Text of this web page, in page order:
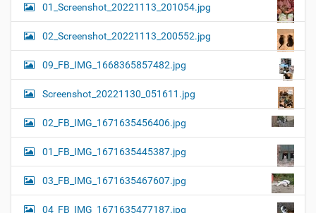
01_Screenshot_20221113_201054.jpg
02_Screenshot_20221113_200552.jpg
09_FB_IMG_1668365857482.jpg
Screenshot_20221130_051611.jpg
02_FB_IMG_1671635456406.jpg
01_FB_IMG_1671635445387.jpg
03_FB_IMG_1671635467607.jpg
04_FB_IMG_1671635477187.jpg